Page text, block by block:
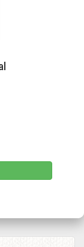
در پست پیشتاز
ممکن است کالا
همیچنین
رقمی میسر است.